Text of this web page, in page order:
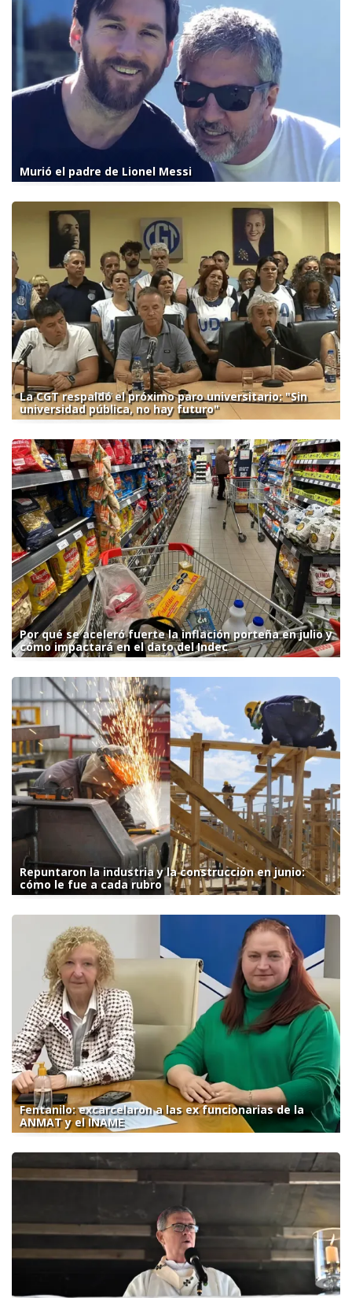
Murió el padre de Lionel Messi
La CGT respaldó el próximo paro universitario: "Sin
universidad pública, no hay futuro"
Por qué se aceleró fuerte la inflación porteña en julio y
cómo impactará en el dato del Indec
Repuntaron la industria y la construcción en junio:
cómo le fue a cada rubro
Fentanilo: excarcelaron a las ex funcionarias de la
ANMAT y el INAME